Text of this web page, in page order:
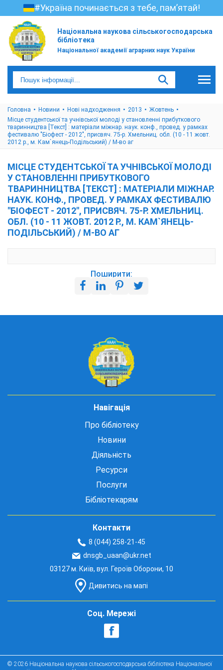
#Україна починається з тебе, пам’ятай!
Національна наукова сільськогосподарська
бібліотека
Національної академії аграрних наук України
Головна Новини Нові надходження 2013
Жовтень
Місце студентської та учнівської молоді у становленні прибуткового
тваринництва [Текст] : матеріали міжнар. наук. конф., провед. у рамках
фестивалю "Біофест - 2012", присвяч. 75-р. Хмельниц. обл. (10 - 11 жовт.
2012 р., м. Кам`янець-Подільський) / М-во аг
МІСЦЕ СТУДЕНТСЬКОЇ ТА УЧНІВСЬКОЇ МОЛОДІ
У СТАНОВЛЕННІ ПРИБУТКОВОГО
ТВАРИННИЦТВА [ТЕКСТ] : МАТЕРІАЛИ МІЖНАР.
НАУК. КОНФ., ПРОВЕД. У РАМКАХ ФЕСТИВАЛЮ
"БІОФЕСТ - 2012", ПРИСВЯЧ. 75-Р. ХМЕЛЬНИЦ.
ОБЛ. (10 - 11 ЖОВТ. 2012 Р., М. КАМ`ЯНЕЦЬ-
ПОДІЛЬСЬКИЙ) / М-ВО АГ
Поширити:
Навігація
Про бібліотеку
Новини
Діяльність
Ресурси
Послуги
Бібліотекарям
Контакти
8 (044) 258-21-45
dnsgb_uaan@ukr.net
03127 м. Київ, вул. Героїв Оборони, 10
Дивитись на мапі
Соц. Мережі
© 2026 Національна наукова сільськогосподарська бібліотека Національної